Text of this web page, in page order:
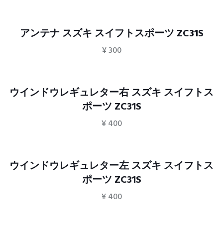
アンテナ スズキ スイフトスポーツ ZC31S
¥300
ウインドウレギュレター右 スズキ スイフトス
ポーツ ZC31S
¥400
ウインドウレギュレター左 スズキ スイフトス
ポーツ ZC31S
¥400